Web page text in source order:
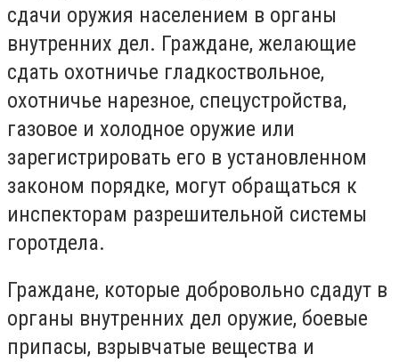
сдачи оружия населением в органы
внутренних дел. Граждане, желающие
сдать охотничье гладкоствольное,
охотничье нарезное, спецустройства,
газовое и холодное оружие или
зарегистрировать его в установленном
законом порядке, могут обращаться к
инспекторам разрешительной системы
горотдела.
Граждане, которые добровольно сдадут в
органы внутренних дел оружие, боевые
припасы, взрывчатые вещества и